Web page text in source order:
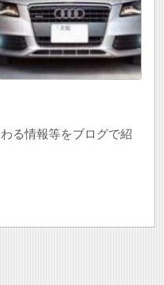
る情報等をブログで紹